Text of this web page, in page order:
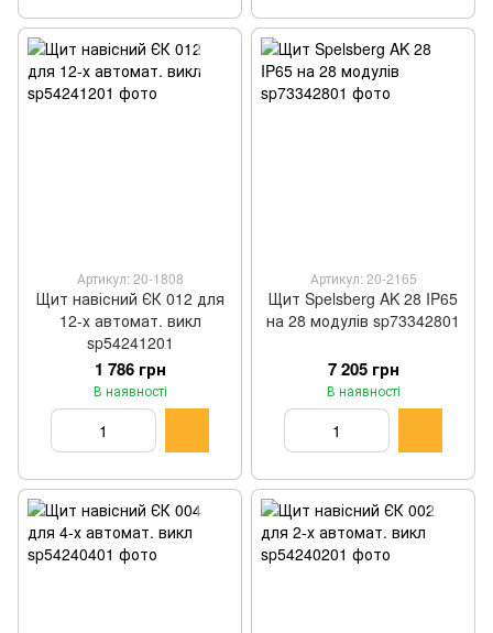
Артикул: 20-1808
Щит навісний ЄК 012 для
12-х автомат. викл
sp54241201
1 786 грн
В наявності
Артикул: 20-2165
Щит Spelsberg AK 28 IP65
на 28 модулів sp73342801
7 205 грн
В наявності